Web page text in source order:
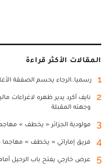
المقالات الأكثر قراءة
1 رسميا..الرجاء يحسم الصفقة
2
نايف أكرد يدير ظهره لاغراءات
وجهته المقبلة
3 مولودية الجزائر « يخطف »
4 فريق إماراتي « يخطف » مهاجما
5 عرض خارجي يفتح باب الرحيل